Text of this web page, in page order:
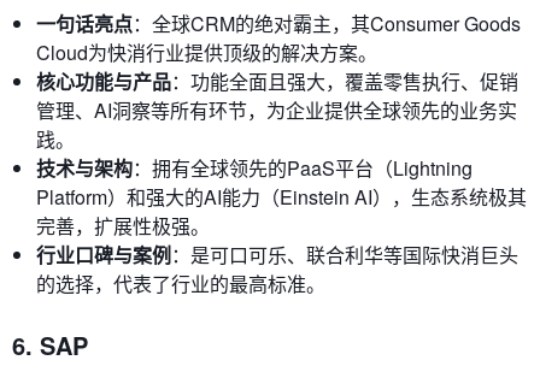
一句话亮点：全球CRM的绝对霸主，其Consumer Goods
Cloud为快消行业提供顶级的解决方案。
核心功能与产品：功能全面且强大，覆盖零售执行、促销
管理、AI洞察等所有环节，为企业提供全球领先的业务实
践。
技术与架构：拥有全球领先的PaaS平台（Lightning
Platform）和强大的AI能力（Einstein AI），生态系统极其
完善，扩展性极强。
行业口碑与案例：是可口可乐、联合利华等国际快消巨头
的选择，代表了行业的最高标准。
6. SAP